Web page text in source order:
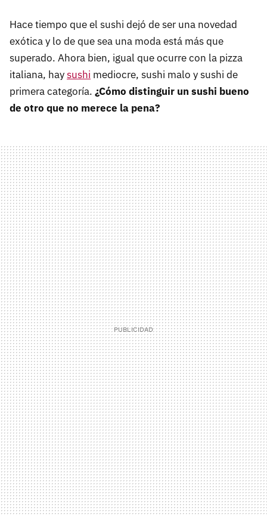
Hace tiempo que el sushi dejó de ser una novedad
exótica y lo de que sea una moda está más que
superado. Ahora bien, igual que ocurre con la pizza
italiana, haysushi mediocre, sushi malo y sushi de
primera categoría. ¿Cómo distinguir un sushi bueno
de otro que no merece la pena?